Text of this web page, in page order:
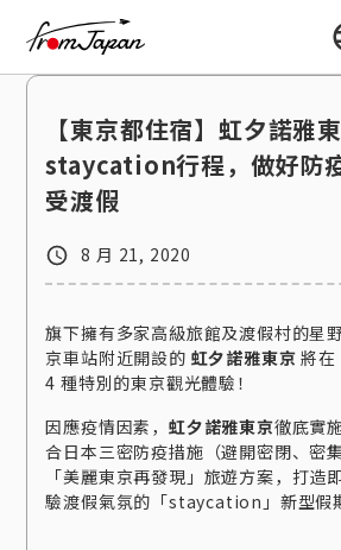
【東京都住宿】虹夕諾雅
staycation行程，做好防
受渡假
8 月 21, 2020
旗下擁有多家高級旅館及渡假村的星
京車站附近開設的 虹夕諾雅東京將在
4 種特別的東京觀光體驗！
因應疫情因素， 虹夕諾雅東京徹底實
合日本三密防疫措施（避開密閉、密
「美麗東京再發現」旅遊方案，打造
驗渡假氣氛的「staycation」新型假